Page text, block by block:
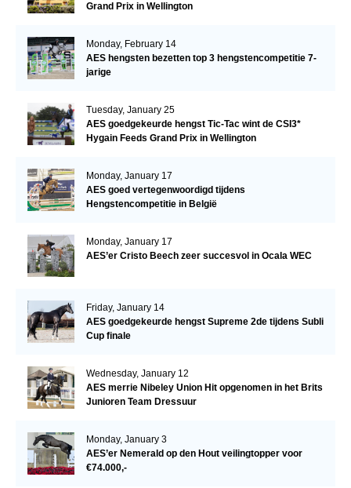
Grand Prix in Wellington
Monday, February 14
AES hengsten bezetten top 3 hengstencompetitie 7-
jarige
Tuesday, January 25
AES goedgekeurde hengst Tic-Tac wint de CSI3*
Hygain Feeds Grand Prix in Wellington
Monday, January 17
AES goed vertegenwoordigd tijdens
Hengstencompetitie in België
Monday, January 17
AES’er Cristo Beech zeer succesvol in Ocala WEC
Friday, January 14
AES goedgekeurde hengst Supreme 2de tijdens Subli
Cup finale
Wednesday, January 12
AES merrie Nibeley Union Hit opgenomen in het Brits
Junioren Team Dressuur
Monday, January 3
AES’er Nemerald op den Hout veilingtopper voor
€74.000,-